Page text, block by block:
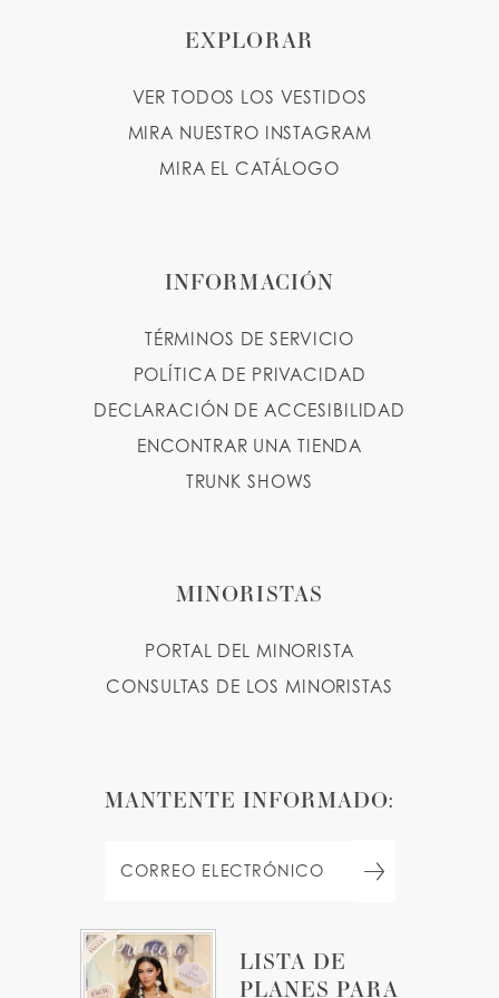
LISTA DE
PLANES PARA
EXPLORAR
VER TODOS LOS VESTIDOS
MIRA NUESTRO INSTAGRAM
MIRA EL CATÁLOGO
INFORMACIÓN
TÉRMINOS DE SERVICIO
POLÍTICA DE PRIVACIDAD
DECLARACIÓN DE ACCESIBILIDAD
ENCONTRAR UNA TIENDA
TRUNK SHOWS
MINORISTAS
PORTAL DEL MINORISTA
CONSULTAS DE LOS MINORISTAS
MANTENTE INFORMADO: